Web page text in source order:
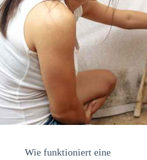
Wie funktioniert eine